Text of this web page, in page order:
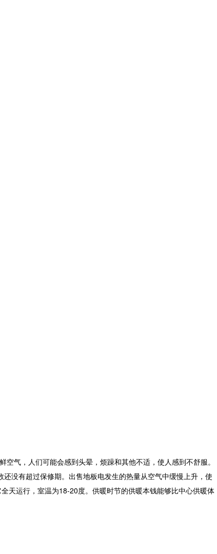
气，人们可能会感到头晕，烦躁和其他不适，使人感到不舒服。
没有超过保修期。出售地板电发生的热量从空气中缓慢上升，使
天运行，室温为18-20度。供暖时节的供暖本钱能够比中心供暖体